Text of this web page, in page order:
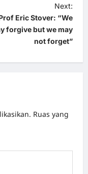
Next:
Eric Stover: “We
forgive but we may
not forget”
Ruas yang